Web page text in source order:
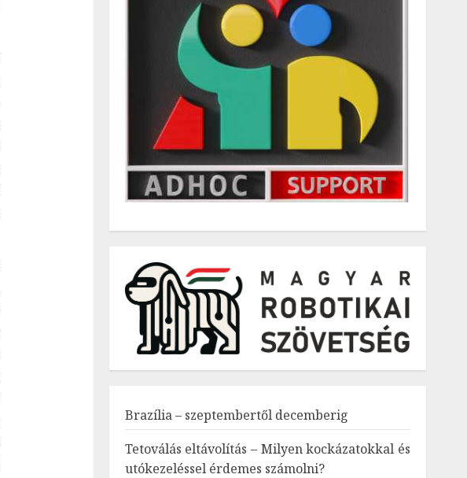
Brazília – szeptembertől decemberig
Tetoválás eltávolítás – Milyen kockázatokkal és
utókezeléssel érdemes számolni?